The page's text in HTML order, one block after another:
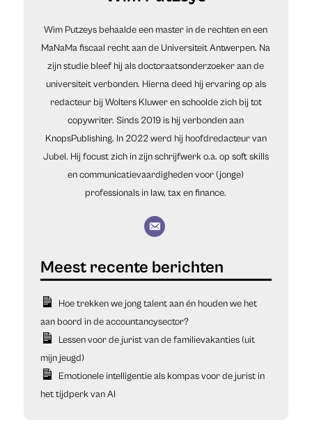
Wim Putzeys behaalde een master in de rechten en een
MaNaMa fiscaal recht aan de Universiteit Antwerpen. Na
zijn studie bleef hij als doctoraatsonderzoeker aan de
universiteit verbonden. Hierna deed hij ervaring op als
redacteur bij Wolters Kluwer en schoolde zich bij tot
copywriter. Sinds 2019 is hij verbonden aan
KnopsPublishing. In 2022 werd hij hoofdredacteur van
Jubel. Hij focust zich in zijn schrijfwerk o.a. op soft skills
en communicatievaardigheden voor (jonge)
professionals in law, tax en finance.
Hoe trekken we jong talent aan én houden we het
aan boord in de accountancysector?
Lessen voor de jurist van de familievakanties (uit
mijn jeugd)
Emotionele intelligentie als kompas voor de jurist in
het tijdperk van AI